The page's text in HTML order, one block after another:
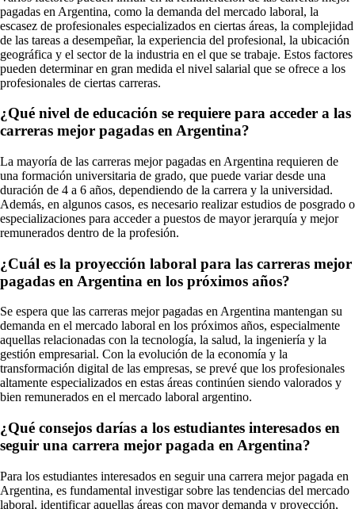
pagadas en Argentina, como la demanda del mercado laboral, la
escasez de profesionales especializados en ciertas áreas, la complejidad
de las tareas a desempeñar, la experiencia del profesional, la ubicación
geográfica y el sector de la industria en el que se trabaje. Estos factores
pueden determinar en gran medida el nivel salarial que se ofrece a los
profesionales de ciertas carreras.
¿Qué nivel de educación se requiere para acceder a las
carreras mejor pagadas en Argentina?
La mayoría de las carreras mejor pagadas en Argentina requieren de
una formación universitaria de grado, que puede variar desde una
duración de 4 a 6 años, dependiendo de la carrera y la universidad.
Además, en algunos casos, es necesario realizar estudios de posgrado o
especializaciones para acceder a puestos de mayor jerarquía y mejor
remunerados dentro de la profesión.
¿Cuál es la proyección laboral para las carreras mejor
pagadas en Argentina en los próximos años?
Se espera que las carreras mejor pagadas en Argentina mantengan su
demanda en el mercado laboral en los próximos años, especialmente
aquellas relacionadas con la tecnología, la salud, la ingeniería y la
gestión empresarial. Con la evolución de la economía y la
transformación digital de las empresas, se prevé que los profesionales
altamente especializados en estas áreas continúen siendo valorados y
bien remunerados en el mercado laboral argentino.
¿Qué consejos darías a los estudiantes interesados en
seguir una carrera mejor pagada en Argentina?
Para los estudiantes interesados en seguir una carrera mejor pagada en
Argentina, es fundamental investigar sobre las tendencias del mercado
laboral, identificar aquellas áreas con mayor demanda y proyección,